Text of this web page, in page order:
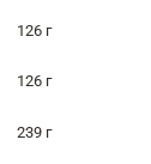
126 г
126 г
239 г